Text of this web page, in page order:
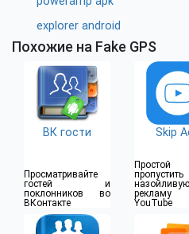
explorer android
Похожие на Fake GPS
ВК гости
Просматривайте
гостей и
поклонников во
ВКонтакте
Skip
Простой
пропустить
назойливую
YouTube